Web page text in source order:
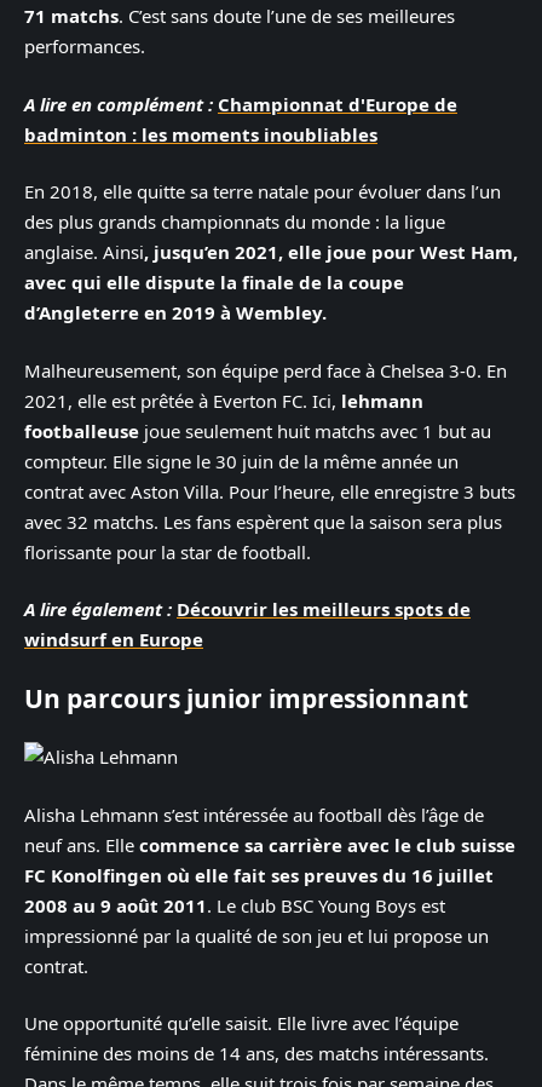
71 matchs. C’est sans doute l’une de ses meilleures
performances.
A lire en complément : Championnat d'Europe de
badminton : les moments inoubliables
En 2018, elle quitte sa terre natale pour évoluer dans l’un
des plus grands championnats du monde : la ligue
anglaise. Ainsi, jusqu’en 2021, elle joue pour West Ham,
avec qui elle dispute la finale de la coupe
d’Angleterre en 2019 à Wembley.
Malheureusement, son équipe perd face à Chelsea 3-0. En
2021, elle est prêtée à Everton FC. Ici, lehmann
footballeuse joue seulement huit matchs avec 1 but au
compteur. Elle signe le 30 juin de la même année un
contrat avec Aston Villa. Pour l’heure, elle enregistre 3 buts
avec 32 matchs. Les fans espèrent que la saison sera plus
florissante pour la star de football.
A lire également : Découvrir les meilleurs spots de
windsurf en Europe
Un parcours junior impressionnant
Alisha Lehmann s’est intéressée au football dès l’âge de
neuf ans. Elle commence sa carrière avec le club suisse
FC Konolfingen où elle fait ses preuves du 16 juillet
2008 au 9 août 2011. Le club BSC Young Boys est
impressionné par la qualité de son jeu et lui propose un
contrat.
Une opportunité qu’elle saisit. Elle livre avec l’équipe
féminine des moins de 14 ans, des matchs intéressants.